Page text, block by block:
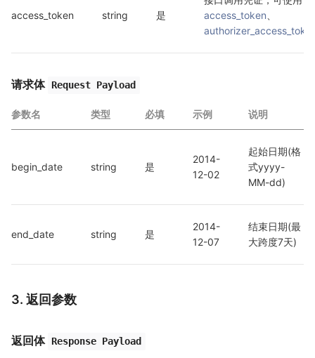
access_token string 是
access_token
请求体 Request Payload
参数名 类型 必填 示例 说明
begin_date string 是
2014-
12-02
起始日期(格
式yyyy-
MM-dd)
end_date string 是
2014-
12-07
结束日期(最
大跨度7天)
3. 返回参数
返回体 Response Payload